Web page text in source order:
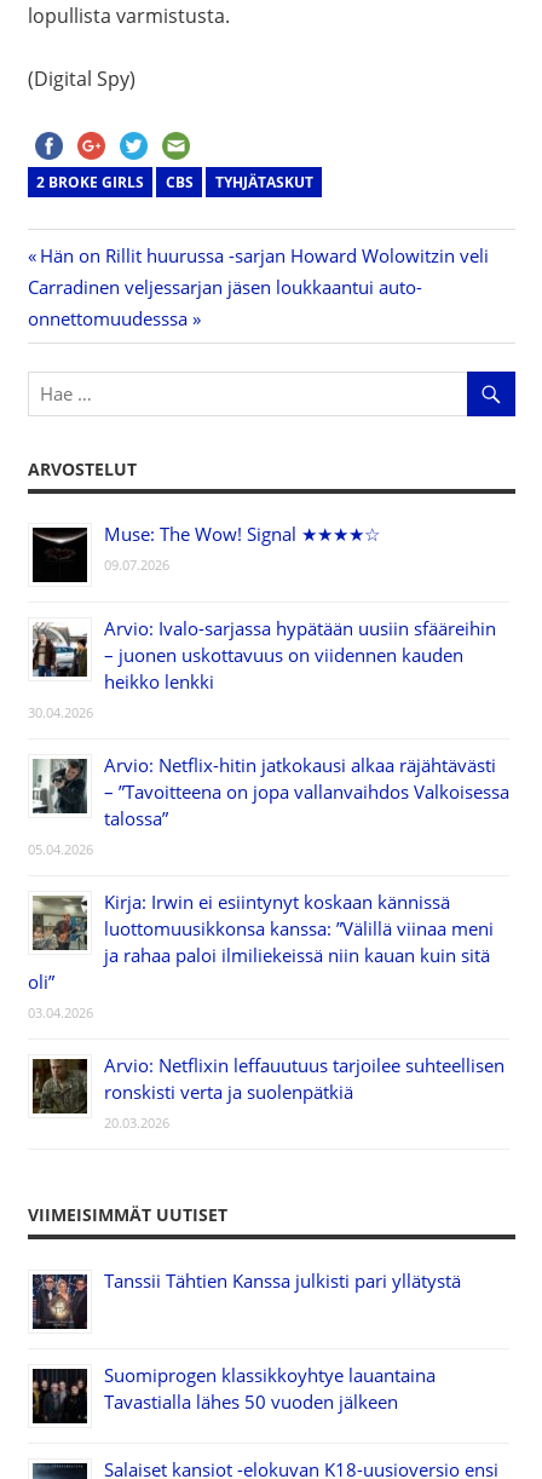
lopullista varmistusta.
(Digital Spy)
2 BROKE GIRLS CBS TYHJÄTASKUT
Artikkelien
selaus
Previous
Post:
Hän on Rillit huurussa -sarjan Howard Wolowitzin veli
Next
Post:
Carradinen veljessarjan jäsen loukkaantui auto-
onnettomuudesssa
ARVOSTELUT
Muse: The Wow! Signal ★★★★☆
09.07.2026
Arvio: Ivalo-sarjassa hypätään uusiin sfääreihin
– juonen uskottavuus on viidennen kauden
heikko lenkki
30.04.2026
Arvio: Netflix-hitin jatkokausi alkaa räjähtävästi
– ”Tavoitteena on jopa vallanvaihdos Valkoisessa
talossa”
05.04.2026
Kirja: Irwin ei esiintynyt koskaan kännissä
luottomuusikkonsa kanssa: ”Välillä viinaa meni
ja rahaa paloi ilmiliekeissä niin kauan kuin sitä
oli”
03.04.2026
Arvio: Netflixin leffauutuus tarjoilee suhteellisen
ronskisti verta ja suolenpätkiä
20.03.2026
VIIMEISIMMÄT UUTISET
Tanssii Tähtien Kanssa julkisti pari yllätystä
Suomiprogen klassikkoyhtye lauantaina
Tavastialla lähes 50 vuoden jälkeen
Salaiset kansiot -elokuvan K18-uusioversio ensi